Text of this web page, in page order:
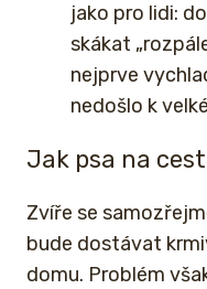
jako pro lidi:
skákat
nejprve
nedošlo k
Jak psa na
Zvíře se
bude dostávat
domu. Problém